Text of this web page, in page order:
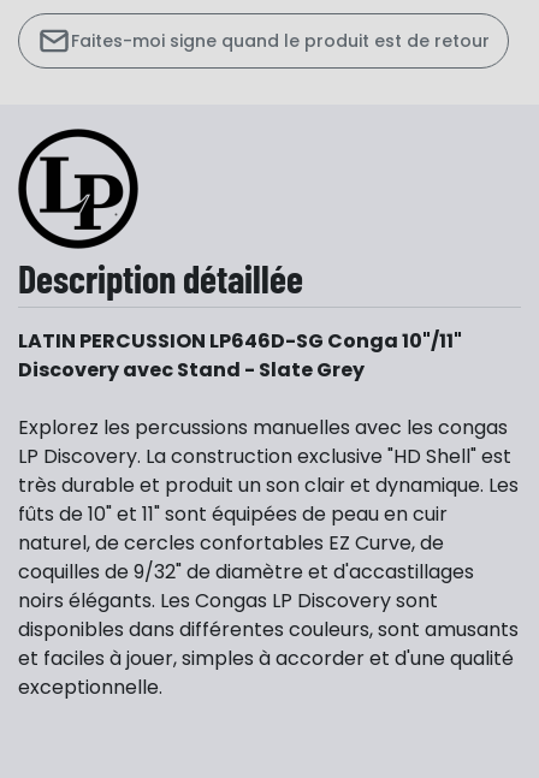
Faites-moi signe quand le produit est de retour
Description détaillée
LATIN PERCUSSION LP646D-SG Conga 10"/11"
Discovery avec Stand - Slate Grey
Explorez les percussions manuelles avec les congas
LP Discovery. La construction exclusive "HD Shell" est
très durable et produit un son clair et dynamique. Les
fûts de 10" et 11" sont équipées de peau en cuir
naturel, de cercles confortables EZ Curve, de
coquilles de 9/32" de diamètre et d'accastillages
noirs élégants. Les Congas LP Discovery sont
disponibles dans différentes couleurs, sont amusants
et faciles à jouer, simples à accorder et d'une qualité
exceptionnelle.